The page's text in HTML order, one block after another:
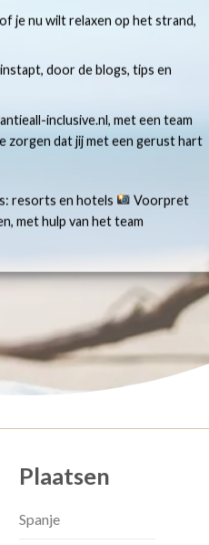
je nu wilt relaxen op het strand,
door de blogs, tips en
inclusive.nl, met een team
zorgen dat jij met een gerust hart
resorts en hotels
Voorpret
met hulp van het team
Plaatsen
Spanje